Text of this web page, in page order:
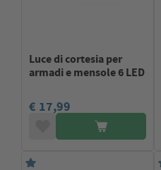
Luce di cortesia per
armadi e mensole 6 LED
€ 17,99